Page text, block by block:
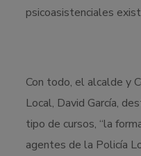
psicoasistenciales
Con todo, el alcalde y
Local, David García,
tipo de cursos, “la
agentes de la Policía